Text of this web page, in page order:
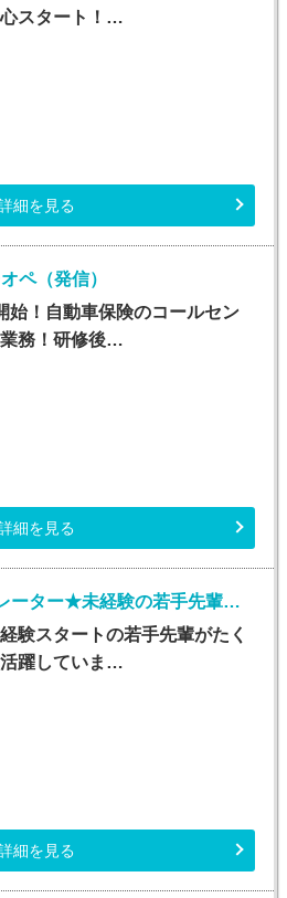
スタート！…
細を見る
ペ（発信）
始！自動車保険のコールセン
務！研修後…
細を見る
データ入力(CADオペレーター★未経験の若手先輩活躍中★)
験スタートの若手先輩がたく
躍していま…
細を見る